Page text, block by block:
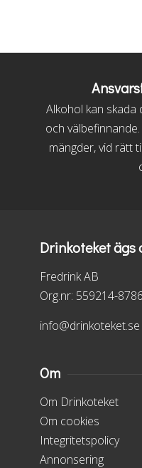
Alkohol kan skada
och
mängder, vid rätt
Drinkoteket ägs
Fredrink AB
Org.nr: 559214-8786
info@drinkoteket.se
Om
Om Drinkoteket
Om cookies
Integritetspolicy
Annonsering